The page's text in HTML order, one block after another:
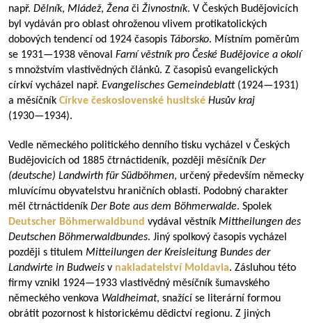
např. Dělník, Mládež, Žena či Živnostník. V Českých Budějovicích
byl vydáván pro oblast ohroženou vlivem protikatolických
dobových tendencí od 1924 časopis Táborsko. Místním poměrům
se 1931—1938 věnoval Farní věstník pro České Budějovice a okolí
s množstvím vlastivědných článků. Z časopisů evangelických
církví vycházel např. Evangelisches Gemeindeblatt(1924—1931)
a měsíčník Církve československé husitské Husův kraj
(1930—1934).
Vedle německého politického denního tisku vycházel v Českých
Budějovicích od 1885 čtrnáctideník, později měsíčník Der
(deutsche) Landwirth für Südböhmen, určený především německy
mluvícímu obyvatelstvu hraničních oblastí. Podobný charakter
měl čtrnáctideník Der Bote aus dem Böhmerwalde. Spolek
Deutscher Böhmerwaldbund vydával věstník Mittheilungen des
Deutschen Böhmerwaldbundes. Jiný spolkový časopis vycházel
později s titulem Mitteilungen der Kreisleitung Bundes der
Landwirte in Budweis v nakladatelství Moldavia. Zásluhou této
firmy vznikl 1924—1933 vlastivědný měsíčník šumavského
německého venkova Waldheimat, snažící se literární formou
obrátit pozornost k historickému dědictví regionu. Z jiných